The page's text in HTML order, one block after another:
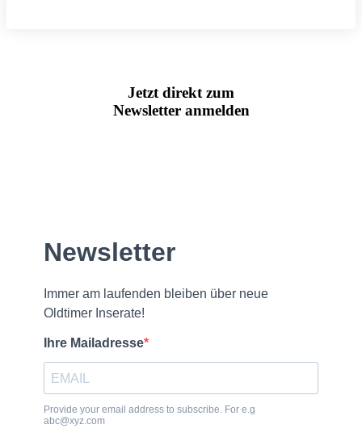
Jetzt direkt zum
Newsletter anmelden